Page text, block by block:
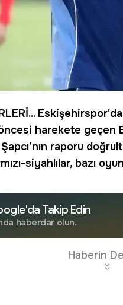
Eskişehirspor'da
harekete geçen
raporu
siyahlılar, bazı
Takip Edin
haberdar olun.
Haberin